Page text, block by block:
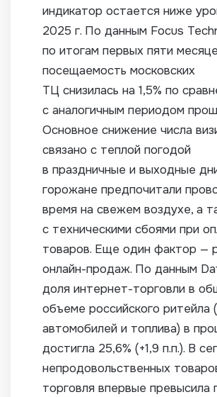
индикатор остается ниже
2025 г. По данным Focus
по итогам первых пяти
посещаемость московских
ТЦ снизилась на 1,5% по
с аналогичным периодом
Основное снижение числа
связано с теплой погодой
в праздничные и выходные
горожане предпочитали
время на свежем воздухе, а
с техническими сбоями при
товаров. Еще один фактор —
онлайн-продаж. По данным
доля интернет-торговли в
объеме российского ритейла
автомобилей и топлива) в
достигла 25,6% (+1,9 п.п.). В
непродовольственных
торговля впервые превысила